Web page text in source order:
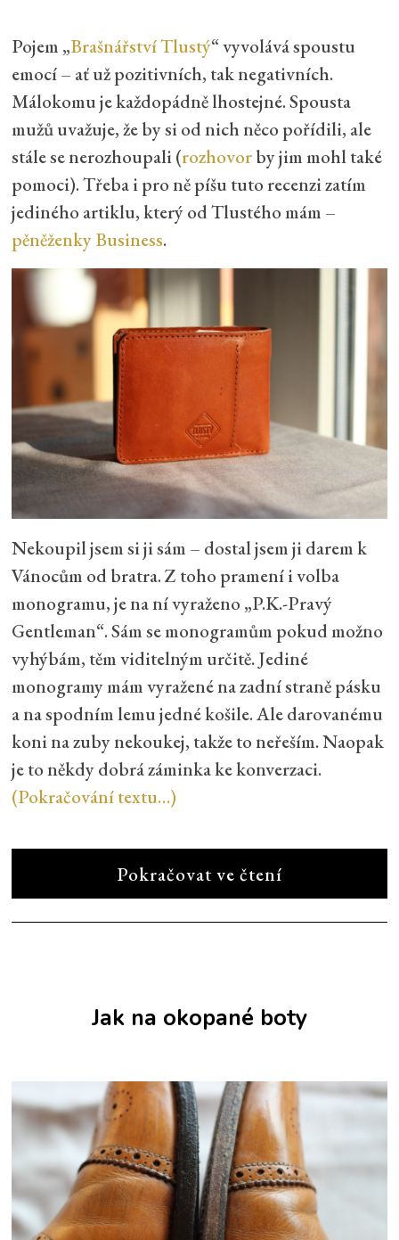
Pojem „Brašnářství Tlustý“ vyvolává spoustu
emocí – ať už pozitivních, tak negativních.
Málokomu je každopádně lhostejné. Spousta
mužů uvažuje, že by si od nich něco pořídili, ale
stále se nerozhoupali (rozhovorby jim mohl také
pomoci). Třeba i pro ně píšu tuto recenzi zatím
jediného artiklu, který od Tlustého mám –
pěněženky Business.
Nekoupil jsem si ji sám – dostal jsem ji darem k
Vánocům od bratra. Z toho pramení i volba
monogramu, je na ní vyraženo „P.K.-Pravý
Gentleman“. Sám se monogramům pokud možno
vyhýbám, těm viditelným určitě. Jediné
monogramy mám vyražené na zadní straně pásku
a na spodním lemu jedné košile. Ale darovanému
koni na zuby nekoukej, takže to neřeším. Naopak
je to někdy dobrá záminka ke konverzaci.
(Pokračování textu…)
Pokračovat ve čtení
Jak na okopané boty